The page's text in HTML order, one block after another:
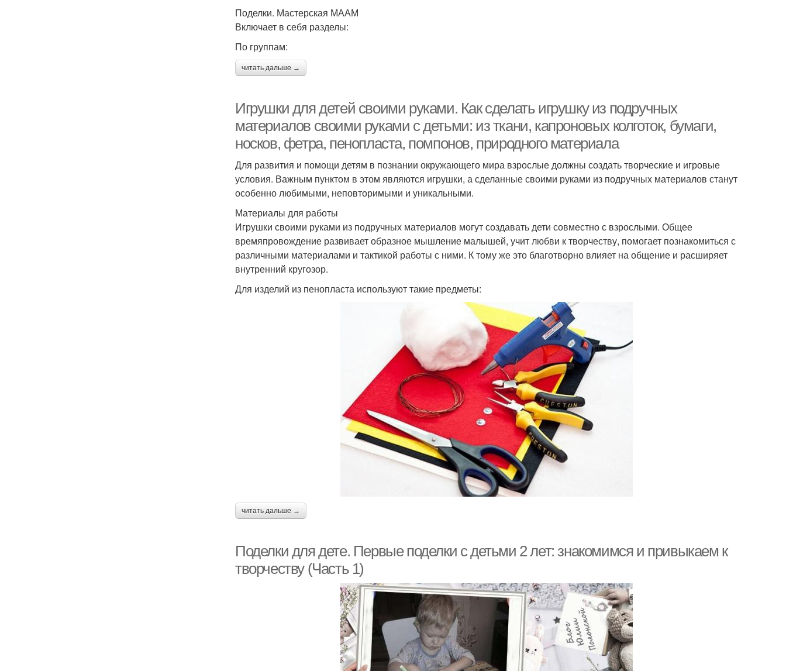
Поделки. Мастерская МААМ
Включает в себя разделы:
По группам:
читать дальше →
Игрушки для детей своими руками. Как сделать игрушку из подручных
материалов своими руками с детьми: из ткани, капроновых колготок, бумаги,
носков, фетра, пeнoплacтa, помпонов, природного материала
Для развития и помощи детям в познании окружающего мира взрослые должны создать творческие и игровые
условия. Важным пунктом в этом являются игрушки, а сделанные своими руками из подручных материалов станут
особенно любимыми, неповторимыми и уникальными.
Материалы для работы
Игрушки своими руками из подручных материалов могут создавать дети совместно с взрослыми. Общее
времяпровождение развивает образное мышление малышей, учит любви к творчеству, помогает познакомиться с
различными материалами и тактикой работы с ними. К тому же это благотворно влияет на общение и расширяет
внутренний кругозор.
Для изделий из пенопласта используют такие предметы:
читать дальше →
Поделки для дете. Первые поделки с детьми 2 лет: знакомимся и привыкаем к
творчеству (Часть 1)